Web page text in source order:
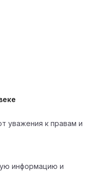
уважения к правам и
информацию и